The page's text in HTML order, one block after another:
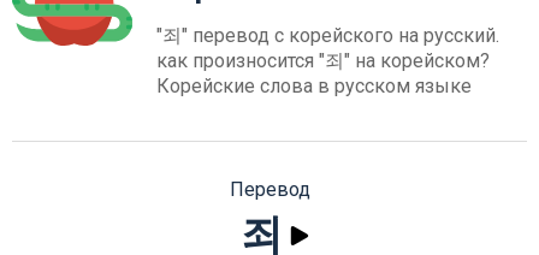
"죄" перевод с корейского на русский.
как произносится "죄" на корейском?
Корейские слова в русском языке
Перевод
죄